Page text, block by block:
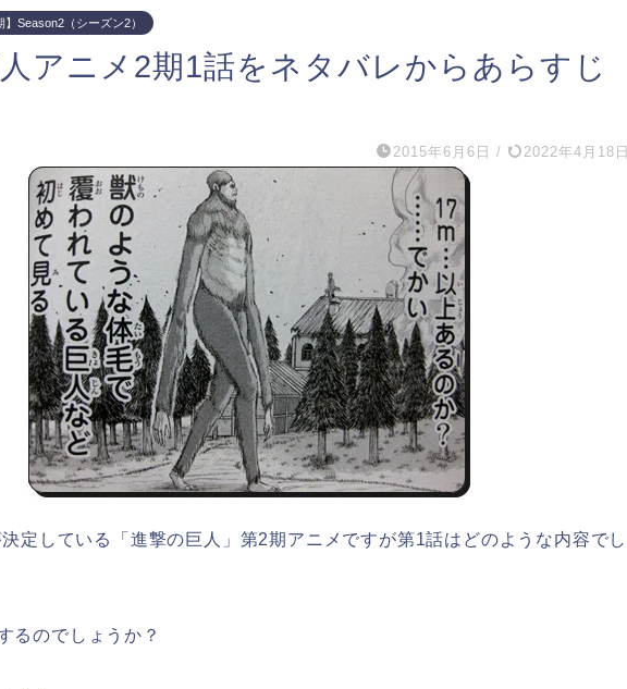
】Season2（シーズン2）
アニメ2期1話をネタバレからあらすじ
2015年6月6日 / 2022年4月18日
定している「進撃の巨人」第2期アニメですが第1話はどのような内容でし
るのでしょうか？